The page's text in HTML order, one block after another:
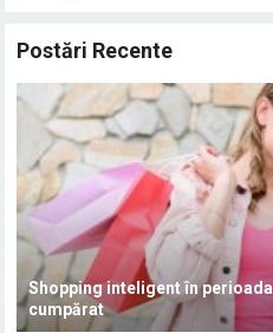
Postări Recente
Shopping inteligent în
cumpărat